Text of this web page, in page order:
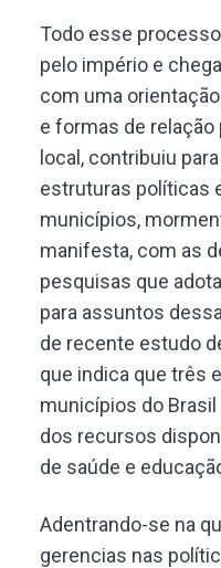
Todo esse
pelo império e
com uma
e formas de
local, contribuiu
estruturas políticas
municípios,
manifesta, com as
pesquisas que
para assuntos
de recente estudo
que indica que três
municípios do
dos recursos
de saúde e
Adentrando-se na
gerencias nas